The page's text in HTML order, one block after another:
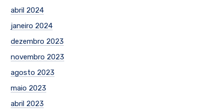
abril 2024
janeiro 2024
dezembro 2023
novembro 2023
agosto 2023
maio 2023
abril 2023